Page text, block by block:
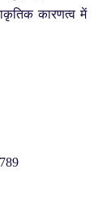
कारणत्व में